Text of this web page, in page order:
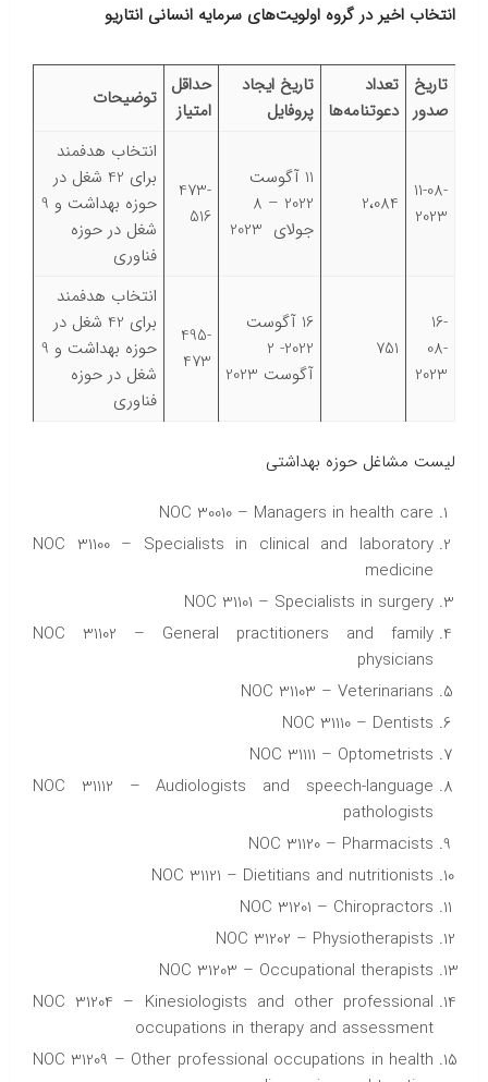
انتخاب اخیر در گروه اولویت‌های سرمایه انسانی انتاریو
تاریخ
صدور
تعداد
دعوتنامه‌ها
تاریخ ایجاد
پروفایل
حداقل
امتیاز
توضیحات
11-08-
2023
2،084
11 آگوست
2022 – 8
جولای 2023
473-
516
انتخاب هدفمند
برای 42 شغل در
حوزه بهداشت و 9
شغل در حوزه
فناوری
16-
08-
2023
751
16 آگوست
2022- 2
آگوست 2023
495-
473
انتخاب هدفمند
برای 42 شغل در
حوزه بهداشت و 9
شغل در حوزه
فناوری
لیست مشاغل حوزه بهداشتی
NOC 30010 – Managers in health care
NOC 31100 – Specialists in clinical and laboratory
medicine
NOC 31101 – Specialists in surgery
NOC 31102 – General practitioners and family
physicians
NOC 31103 – Veterinarians
NOC 31110 – Dentists
NOC 31111 – Optometrists
NOC 31112 – Audiologists and speech-language
pathologists
NOC 31120 – Pharmacists
NOC 31121 – Dietitians and nutritionists
NOC 31201 – Chiropractors
NOC 31202 – Physiotherapists
NOC 31203 – Occupational therapists
NOC 31204 – Kinesiologists and other professional
occupations in therapy and assessment
NOC 31209 – Other professional occupations in health